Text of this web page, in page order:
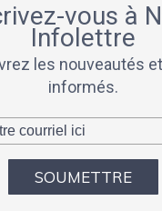
vous à
Infolettre
les nouveautés
informés.
SOUMETTRE